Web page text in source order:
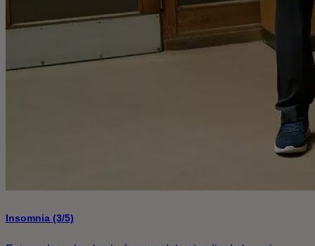
Insomnia (3/5)